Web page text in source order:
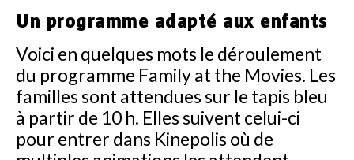
Un programme adapté aux enfants
Voici en quelques mots le déroulement
du programme Family at the Movies. Les
familles sont attendues sur le tapis bleu
à partir de 10 h. Elles suivent celui-ci
pour entrer dans Kinepolis où de